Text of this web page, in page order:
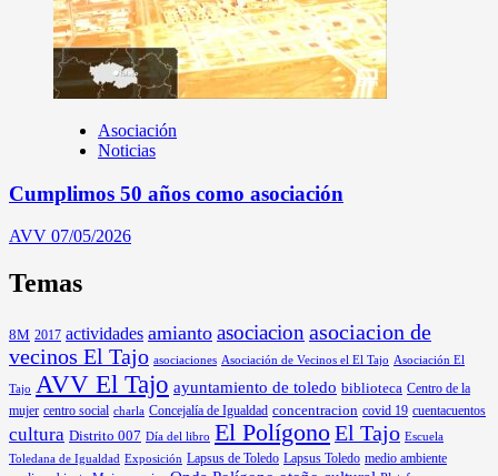
Asociación
Noticias
Cumplimos 50 años como asociación
AVV 07/05/2026
Temas
8M 2017 actividades amianto asociacion asociacion de
vecinos El Tajo asociaciones Asociación de Vecinos el El Tajo Asociación El
Tajo AVV El Tajo ayuntamiento de toledo biblioteca Centro de la
mujer centro social charla Concejalía de Igualdad concentracion covid 19 cuentacuentos
cultura Distrito 007 Día del libro El PolígonoEl Tajo Escuela
Toledana de Igualdad Exposición Lapsus de Toledo Lapsus Toledo medio ambiente